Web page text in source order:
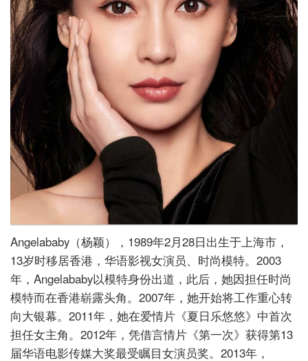
Angelababy（杨颖），1989年2月28日出生于上海市，
13岁时移居香港，华语影视女演员、时尚模特。2003
年，Angelababy以模特身份出道，此后，她因担任时尚
模特而在香港崭露头角。2007年，她开始将工作重心转
向大银幕。2011年，她在爱情片《夏日乐悠悠》中首次
担任女主角。2012年，凭借言情片《第一次》获得第13
届华语电影传媒大奖最受瞩目女演员奖。2013年，